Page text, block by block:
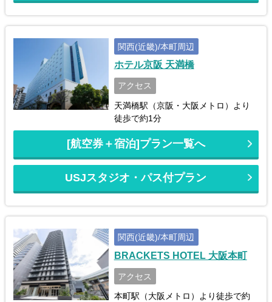
関西(近畿)/本町周辺
ホテル京阪 天満橋
アクセス
天満橋駅（京阪・大阪メトロ）より
徒歩で約1分
[航空券＋宿泊]プラン一覧へ
USJスタジオ・パス付プラン
関西(近畿)/本町周辺
BRACKETS HOTEL 大阪本町
アクセス
本町駅（大阪メトロ）より徒歩で約